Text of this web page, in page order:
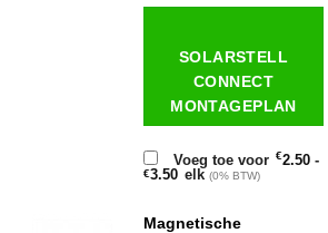
SOLARSTELL
CONNECT
MONTAGEPLAN
Voeg toe voor €2.50 -
€3.50Prijsklasse:
€2.50
elk (0% BTW)
Magnetische